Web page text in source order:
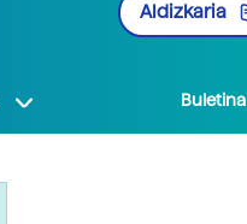
Aldizkaria
Buletina